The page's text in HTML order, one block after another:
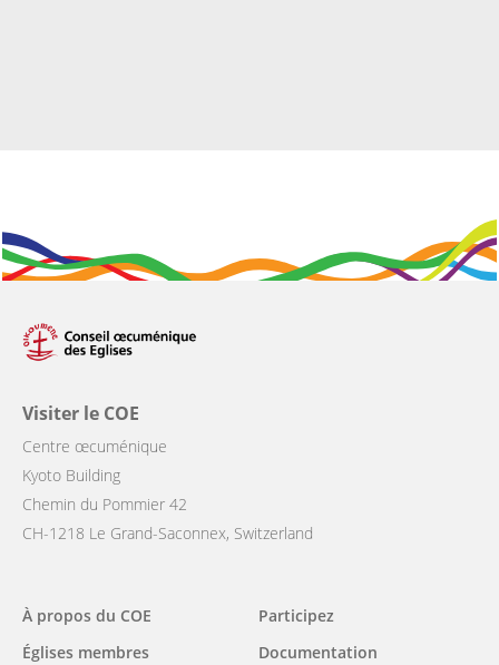
Visiter le COE
Centre œcuménique
Kyoto Building
Chemin du Pommier 42
CH-1218 Le Grand-Saconnex, Switzerland
Main
navigation
À propos du COE
Églises membres
Participez
Documentation